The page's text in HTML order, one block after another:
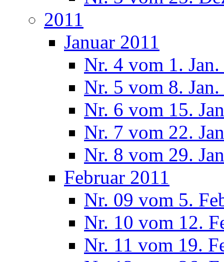
2011
Januar 2011
Nr. 4 vom 1.
Nr. 5 vom 8.
Nr. 6 vom 15.
Nr. 7 vom 22.
Nr. 8 vom 29.
Februar 2011
Nr. 09 vom 5.
Nr. 10 vom 12.
Nr. 11 vom 19.